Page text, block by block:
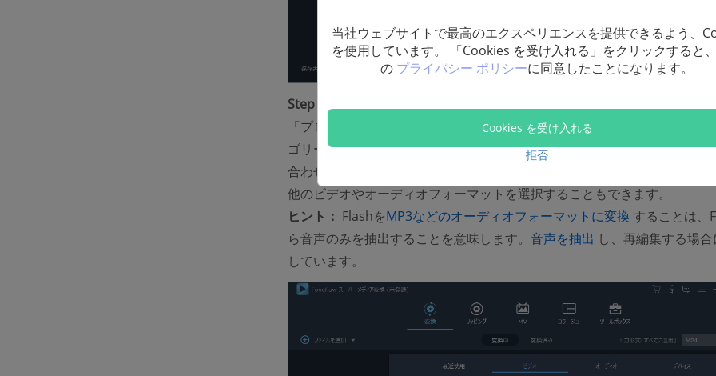
Step 2. 出力形式をMP4に指定
「プロフィール」ドロップダウンメニューをクリックし、「普通のビデオ
ゴリーから「MPEG-4 ビデオ（.mp4）」を選択します。或いは、所持デ
合わせ、最適化されたMP4フォーマットを選択することもできます。もち
他のビデオやオーディオフォーマットを選択することもできます。
ヒント： FlashをMP3などのオーディオフォーマットに変換 (opens new
することは、
ら音声のみを抽出することを意味します。 音声を抽出 (opens new
し、再編集する場
しています。
当社ウェブサイトで最高のエクスペリエンスを提供できるよう、
を使用しています。 「Cookies を受け入れる」をクリックすると
の プライバシー ポリシーに同意したことになります。
Cookies を受け入れる
拒否